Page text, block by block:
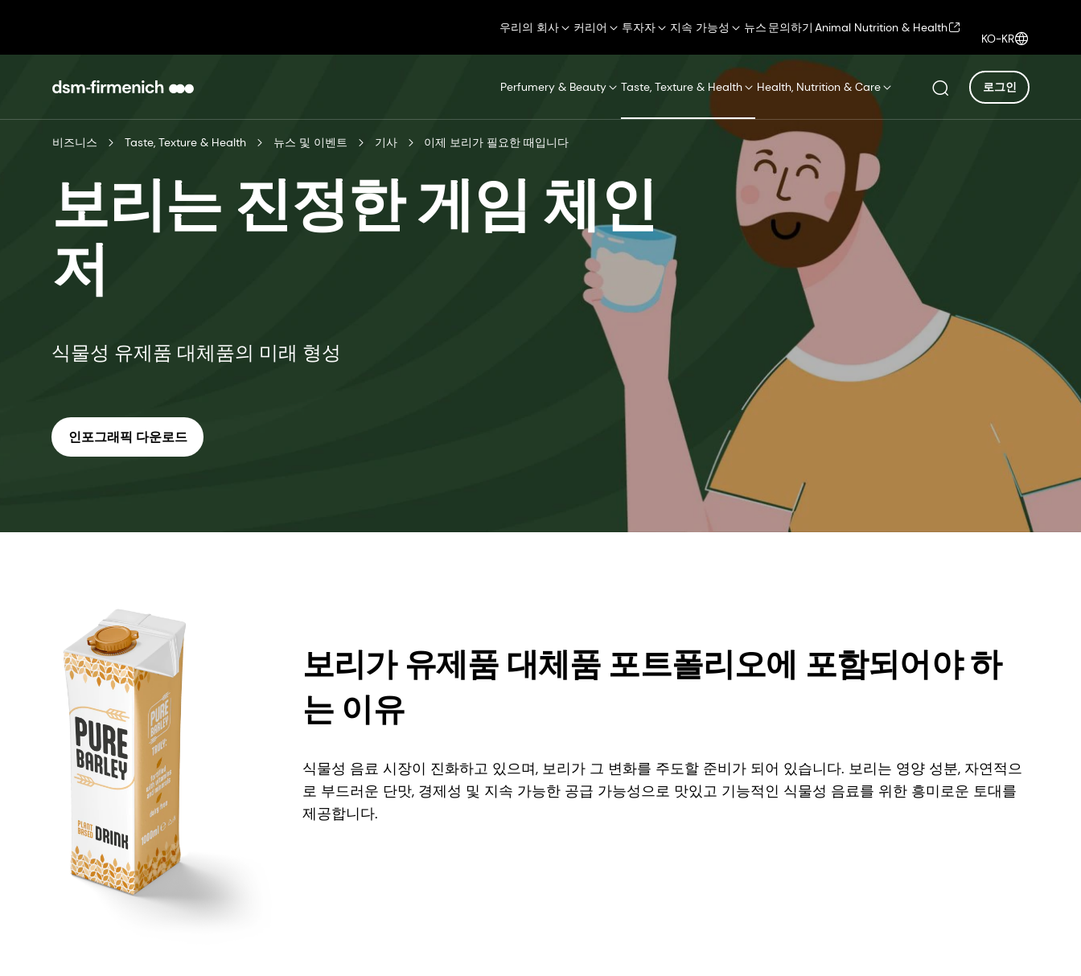
우리의 회사 커리어 투자자 지속 가능성 뉴스 문의하기 Animal Nutrition & Health
KO-KR
Perfumery & Beauty Taste, Texture & Health Health, Nutrition & Care 로그인
비즈니스 Taste, Texture & Health 뉴스 및 이벤트 기사 이제 보리가 필요한 때입니다
보리는 진정한 게임 체인
저
식물성 유제품 대체품의 미래 형성
인포그래픽 다운로드
보리가 유제품 대체품 포트폴리오에 포함되어야 하
는 이유
식물성 음료 시장이 진화하고 있으며, 보리가 그 변화를 주도할 준비가 되어 있습니다. 보리는 영양 성분, 자연적으
로 부드러운 단맛, 경제성 및 지속 가능한 공급 가능성으로 맛있고 기능적인 식물성 음료를 위한 흥미로운 토대를
제공합니다.